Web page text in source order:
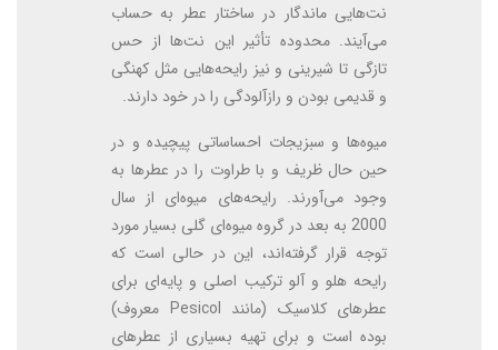
نت‌هایی ماندگار در ساختار عطر به حساب
می‌آیند. محدوده تأثیر این نت‌ها از حس
تازگی تا شیرینی و نیز رایحه‌هایی مثل کهنگی
و قدیمی بودن و رازآلودگی را در خود دارند.
میوه‌ها و سبزیجات احساساتی پیچیده و در
حین حال ظریف و با طراوت را در عطرها به
وجود می‌آورند. رایحه‌های میوه‌ای از سال
2000 به بعد در گروه میوه‌ای گلی بسیار مورد
توجه قرار گرفته‌اند، این در حالی است که
رایحه هلو و آلو ترکیب اصلی و پایه‌ای برای
عطرهای کلاسیک (مانند Pesicol معروف)
بوده است و برای تهیه بسیاری از عطرهای